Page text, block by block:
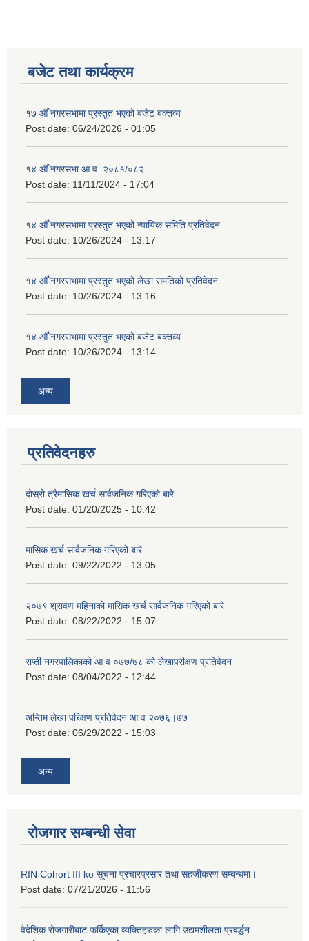
बजेट तथा कार्यक्रम
१७ औँ नगरसभामा प्रस्तुत भएको बजेट बक्तव्य
Post date: 06/24/2026 - 01:05
१४ औँ नगरसभा आ.व. २०८१/०८२
Post date: 11/11/2024 - 17:04
१४ औँ नगरसभामा प्रस्तुत भएको न्यायिक समिति प्रतिवेदन
Post date: 10/26/2024 - 13:17
१४ औँ नगरसभामा प्रस्तुत भएको लेखा समतिको प्रतिवेदन
Post date: 10/26/2024 - 13:16
१४ औँ नगरसभामा प्रस्तुत भएको बजेट बक्तव्य
Post date: 10/26/2024 - 13:14
अन्य
प्रतिवेदनहरु
दोस्रो त्रैमासिक खर्च सार्वजनिक गरिएको बारे
Post date: 01/20/2025 - 10:42
मासिक खर्च सार्वजनिक गरिएको बारे
Post date: 09/22/2022 - 13:05
२०७९ श्रावण महिनाको मासिक खर्च सार्वजनिक गरिएको बारे
Post date: 08/22/2022 - 15:07
राप्ती नगरपालिकाको आ व ०७७/७८ को लेखापरीक्षण प्रतिवेदन
Post date: 08/04/2022 - 12:44
अन्तिम लेखा परिक्षण प्रतिवेदन आ व २०७६।७७
Post date: 06/29/2022 - 15:03
अन्य
रोजगार सम्बन्धी सेवा
RIN Cohort III ko सूचना प्रचारप्रसार तथा सहजीकरण सम्बन्धमा।
Post date: 07/21/2026 - 11:56
वैदेशिक रोजगारीबाट फर्किएका व्यक्तिहरुका लागि उद्यमशीलता प्रवर्द्धन